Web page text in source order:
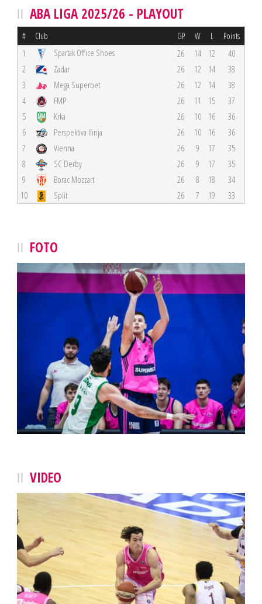
ABA LIGA 2025/26 - PLAYOUT
# Club GP W L Points
1 Spartak Office Shoes 26 14 12
40
2
Zadar 26 12 14
38
3
Mega Superbet 26 12 14
38
4
FMP 26 11 15
37
5
Krka 26 10 16
36
6
Perspektiva Ilirija 26 10 16
36
7
Vienna 26 9 17
35
8
SC Derby 26 9 17
35
9
Borac Mozzart 26 8 18
34
10
Split 26 7 19 33
FOTO
VIDEO